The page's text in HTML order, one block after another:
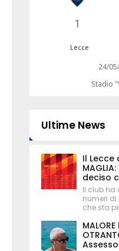
1
Lecce
24/
Stadio
Ultime News
Il Lecce
deciso
Il club ha
numeri
che sta
MALORE